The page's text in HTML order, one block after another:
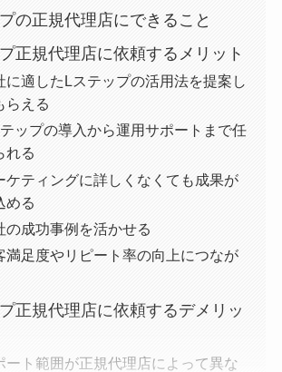
の正規代理店にできること
正規代理店に依頼するメリット
に適したLステップの活用法を提案し
らえる
ップの導入から運用サポートまで任
れる
ケティングに詳しくなくても成果が
める
の成功事例を活かせる
満足度やリピート率の向上につなが
正規代理店に依頼するデメリッ
ート範囲が正規代理店によって異な